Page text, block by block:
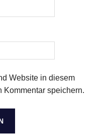
Website in diesem
Kommentar speichern.